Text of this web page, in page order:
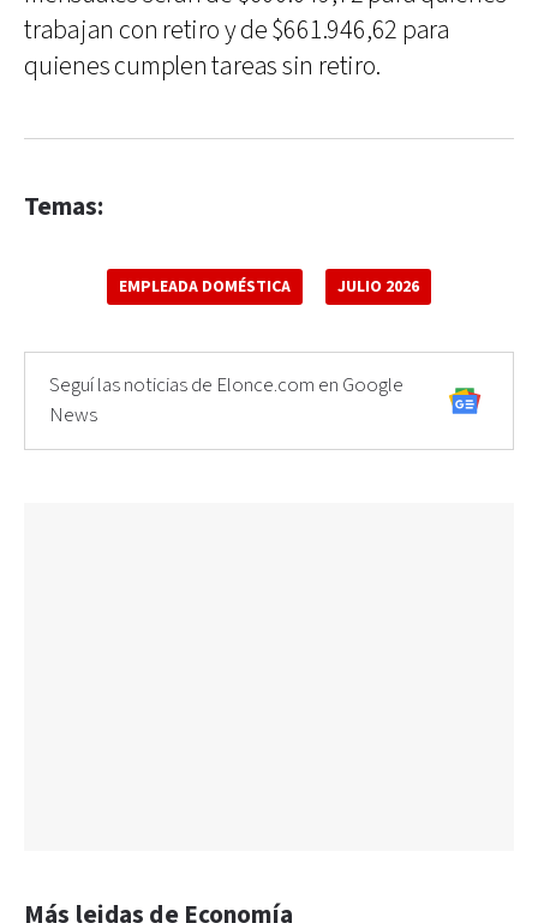
trabajan con retiro y de $661.946,62 para
quienes cumplen tareas sin retiro.
Temas:
EMPLEADA DOMÉSTICA JULIO 2026
Seguí las noticias de Elonce.com en Google
News
Más leidas de Economía